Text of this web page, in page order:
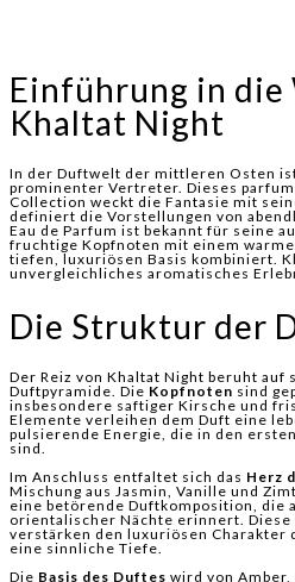
Einführung in die
Khaltat Night
In der Duftwelt der mittleren Osten
prominenter Vertreter. Dieses
Collection weckt die Fantasie mit
definiert die Vorstellungen von
Eau de Parfum ist bekannt für seine
fruchtige Kopfnoten mit einem
tiefen, luxuriösen Basis kombiniert.
unvergleichliches aromatisches
Die Struktur der
Der Reiz von Khaltat Night beruht auf
Duftpyramide. Die Kopfnoten sind
insbesondere saftiger Kirsche und
Elemente verleihen dem Duft eine
pulsierende Energie, die in den
sind.
Im Anschluss entfaltet sich das Herz
Mischung aus Jasmin, Vanille und
eine betörende Duftkomposition, die
orientalischer Nächte erinnert. Diese
verstärken den luxuriösen Charakter
eine sinnliche Tiefe.
Die Basis des Duftes wird von